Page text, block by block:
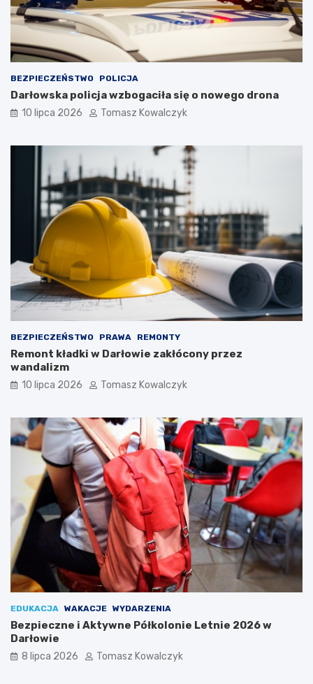
BEZPIECZEŃSTWO POLICJA
Darłowska policja wzbogaciła się o nowego drona
10 lipca 2026 Tomasz Kowalczyk
BEZPIECZEŃSTWO PRAWA REMONTY
Remont kładki w Darłowie zakłócony przez
wandalizm
10 lipca 2026 Tomasz Kowalczyk
EDUKACJA WAKACJE WYDARZENIA
Bezpieczne i Aktywne Półkolonie Letnie 2026 w
Darłowie
8 lipca 2026 Tomasz Kowalczyk